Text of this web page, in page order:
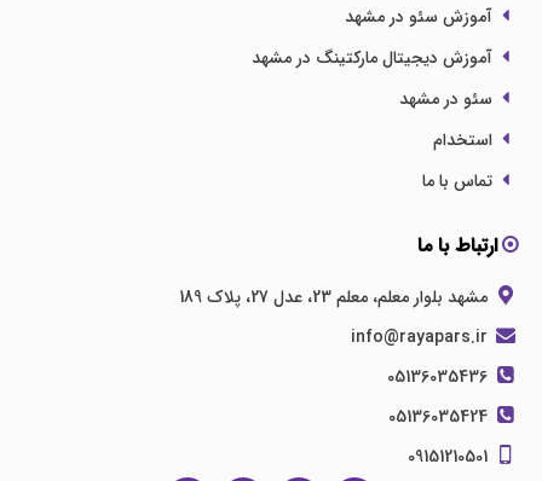
آموزش سئو در مشهد
آموزش دیجیتال مارکتینگ در مشهد
سئو در مشهد
استخدام
تماس با ما
ارتباط با ما
مشهد بلوار معلم، معلم 23، عدل 27، پلاک 189
05136035436
05136035424
09151210501